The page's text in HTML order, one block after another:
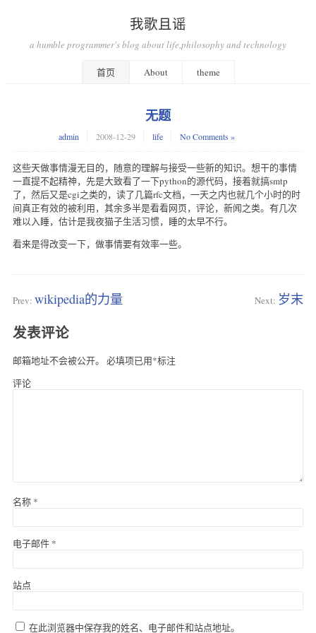
我歌且谣
a humble programmer's blog about life,philosophy and technology
首页 About theme
无题
admin 2008-12-29 life No Comments »
这些天做事情漫无目的，随意的理解与接受一些新的知识。想干的事情
一直提不起精神，先是大致看了一下python的源代码，接着就搞smtp
了，然后又是cgi之类的，读了几篇rfc文档，一天之内也就几个小时的时
间真正有效的被利用，其余多半是看看网页，评论，新闻之类。有几次
难以入睡，估计是我夜猫子生活习惯，睡的太早不行。
看来是得改变一下，做事情要有效率一些。
Prev: wikipedia的力量 Next: 岁末
发表评论
邮箱地址不会被公开。 必填项已用*标注
评论
名称 *
电子邮件 *
站点
在此浏览器中保存我的姓名、电子邮件和站点地址。